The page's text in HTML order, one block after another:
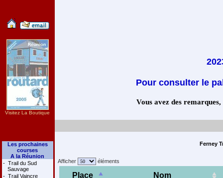
Visitez La Boutique
Les prochaines
courses
A la Réunion
- Trail du Sud
Sauvage
- Trail Vaincre
Pour consulter le
Vous avez des
Ferney
Afficher éléments
Place Nom